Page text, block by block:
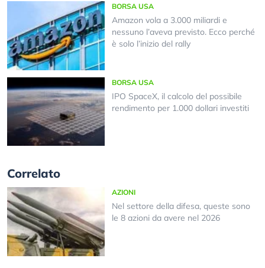
BORSA USA
Amazon vola a 3.000 miliardi e
nessuno l’aveva previsto. Ecco perché
è solo l’inizio del rally
BORSA USA
IPO SpaceX, il calcolo del possibile
rendimento per 1.000 dollari investiti
Correlato
AZIONI
Nel settore della difesa, queste sono
le 8 azioni da avere nel 2026